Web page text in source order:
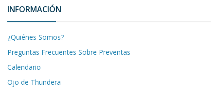
INFORMACIÓN
¿Quiénes Somos?
Preguntas Frecuentes Sobre Preventas
Calendario
Ojo de Thundera